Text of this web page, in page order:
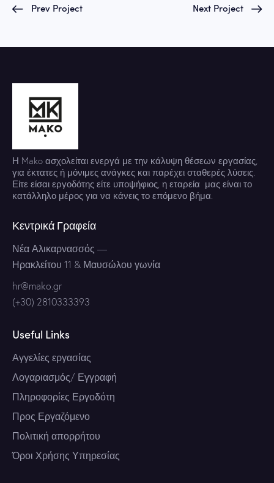
Prev Project Next Project
Η Mako ασχολείται ενεργά με την κάλυψη θέσεων εργασίας,
για έκτατες ή μόνιμες ανάγκες και παρέχει σταθερές λύσεις.
Είτε είσαι εργοδότης είτε υποψήφιος, η εταρεία μας είναι το
κατάλληλο μέρος για να κάνεις το επόμενο βήμα.
Κεντρικά Γραφεία
Νέα Αλικαρνασσός —
Ηρακλείτου 11 & Μαυσώλου γωνία
hr@mako.gr
(+30) 2810333393
Useful Links
Αγγελίες εργασίας
Λογαριασμός/ Εγγραφή
Πληροφορίες Εργοδότη
Προς Εργαζόμενο
Πολιτική απορρήτου
Όροι Χρήσης Υπηρεσίας